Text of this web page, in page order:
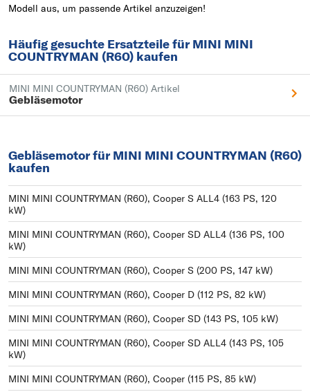
Modell aus, um passende Artikel anzuzeigen!
Häufig gesuchte Ersatzteile für MINI MINI
COUNTRYMAN (R60) kaufen
MINI MINI COUNTRYMAN (R60) Artikel
Gebläsemotor
Gebläsemotor für MINI MINI COUNTRYMAN (R60)
kaufen
MINI MINI COUNTRYMAN (R60), Cooper S ALL4 (163 PS, 120
kW)
MINI MINI COUNTRYMAN (R60), Cooper SD ALL4 (136 PS, 100
kW)
MINI MINI COUNTRYMAN (R60), Cooper S (200 PS, 147 kW)
MINI MINI COUNTRYMAN (R60), Cooper D (112 PS, 82 kW)
MINI MINI COUNTRYMAN (R60), Cooper SD (143 PS, 105 kW)
MINI MINI COUNTRYMAN (R60), Cooper SD ALL4 (143 PS, 105
kW)
MINI MINI COUNTRYMAN (R60), Cooper (115 PS, 85 kW)